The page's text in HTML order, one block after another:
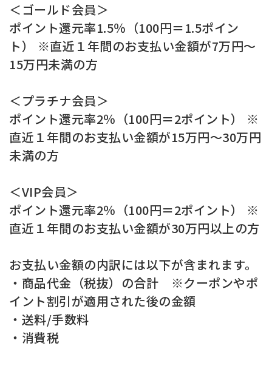
＜ゴールド会員＞
ポイント還元率1.5％（100円＝1.5ポイン
ト） ※直近１年間のお支払い金額が7万円～
15万円未満の方
＜プラチナ会員＞
ポイント還元率2％（100円＝2ポイント） ※
直近１年間のお支払い金額が15万円～30万円
未満の方
＜VIP会員＞
ポイント還元率2％（100円＝2ポイント） ※
直近１年間のお支払い金額が30万円以上の方
お支払い金額の内訳には以下が含まれます。
・商品代金（税抜）の合計 ※クーポンやポ
イント割引が適用された後の金額
・送料/手数料
・消費税